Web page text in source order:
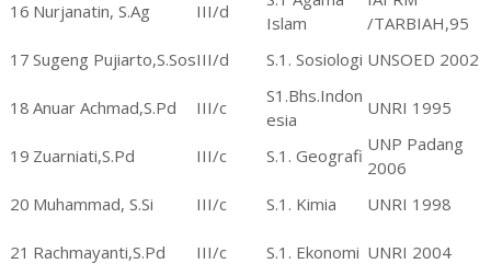
16 Nurjanatin, S.Ag III/d
Islam
/TARBIAH,95
17 Sugeng Pujiarto,S.SosIII/d S.1. Sosiologi UNSOED 2002
18 Anuar Achmad,S.Pd III/c
S1.Bhs.Indon
esia
UNRI 1995
19 Zuarniati,S.Pd III/c S.1. Geografi
UNP Padang
2006
20 Muhammad, S.Si III/c S.1. Kimia UNRI 1998
21 Rachmayanti,S.Pd III/c S.1. Ekonomi UNRI 2004